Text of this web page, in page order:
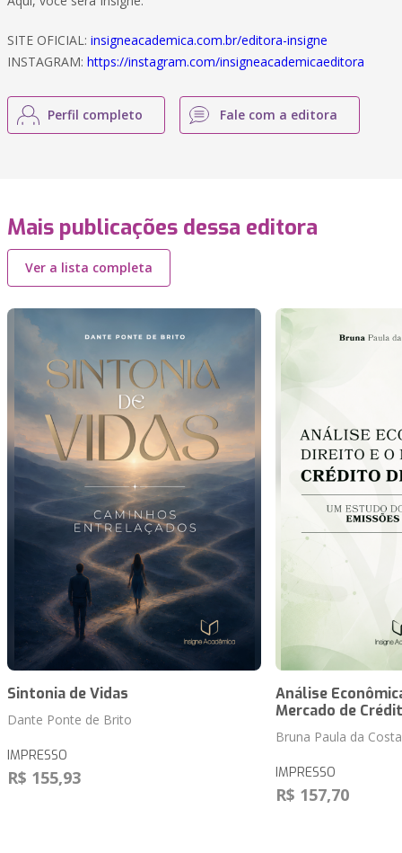
SITE OFICIAL: insigneacademica.com.br/editora-insigne
INSTAGRAM: https://instagram.com/insigneacademicaeditora
Perfil completo Fale com a editora
Mais publicações dessa editora
Ver a lista completa
Sintonia de Vidas
Dante Ponte de Brito
IMPRESSO
R$ 155,93
Análise
Mercado de
Bruna Paula da
IMPRESSO
R$ 157,70